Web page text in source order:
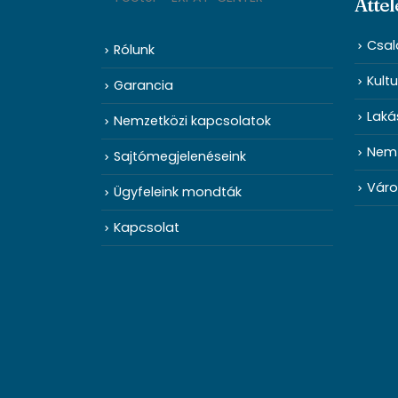
Rólunk
Garancia
Nemzetközi kapcsolatok
Sajtómegjelenéseink
Ügyfeleink mondták
Kapcsolat